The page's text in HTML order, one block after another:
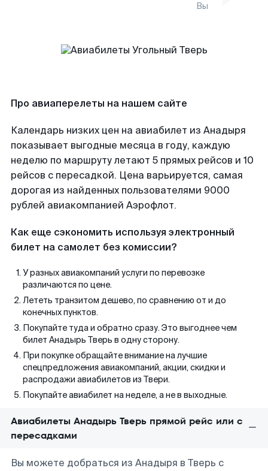
Вы
Про авиаперелеты на нашем сайте
Календарь низких цен на авиабилет из Анадыря
показывает выгодные месяца в году, каждую
неделю по маршруту летают 5 прямых рейсов и 10
рейсов с пересадкой. Цена варьируется, самая
дорогая из найденных пользователями 9000
рублей авиакомпанией Аэрофлот.
Как еще сэкономить используя электронный
билет на самолет без комиссии?
У разных авиакомпаний услуги по перевозке
различаются по цене.
Лететь транзитом дешево, по сравнению от и до
конечных пунктов.
Покупайте туда и обратно сразу. Это выгоднее чем
билет Анадырь Тверь в одну сторону.
При покупке обращайте внимание на лучшие
спецпредложения авиакомпаний, акции, скидки и
распродажи авиабилетов из Твери.
Покупайте авиабилет на неделе, а не в выходные.
Авиабилеты Анадырь Тверь прямой рейс или с
пересадками
Вы можете добраться из Анадыря в Тверь с